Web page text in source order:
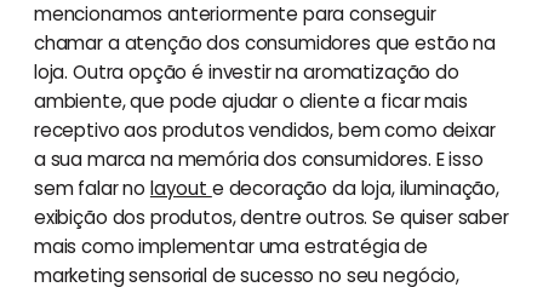
mencionamos anteriormente para conseguir
chamar a atenção dos consumidores que estão na
loja. Outra opção é investir na aromatização do
ambiente, que pode ajudar o cliente a ficar mais
receptivo aos produtos vendidos, bem como deixar
a sua marca na memória dos consumidores. E isso
sem falar no layout e decoração da loja, iluminação,
exibição dos produtos, dentre outros. Se quiser saber
mais como implementar uma estratégia de
marketing sensorial de sucesso no seu negócio,